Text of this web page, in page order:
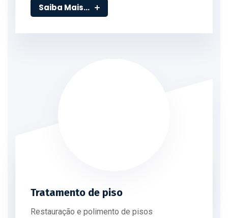
Saiba Mais...
Tratamento de piso
Restauração e polimento de pisos